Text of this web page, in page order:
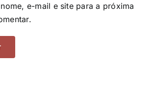
e-mail e site para a próxima